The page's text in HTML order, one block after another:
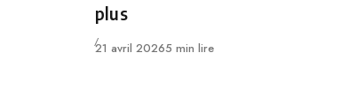
plus
Publié
21 avril 20265 min lire